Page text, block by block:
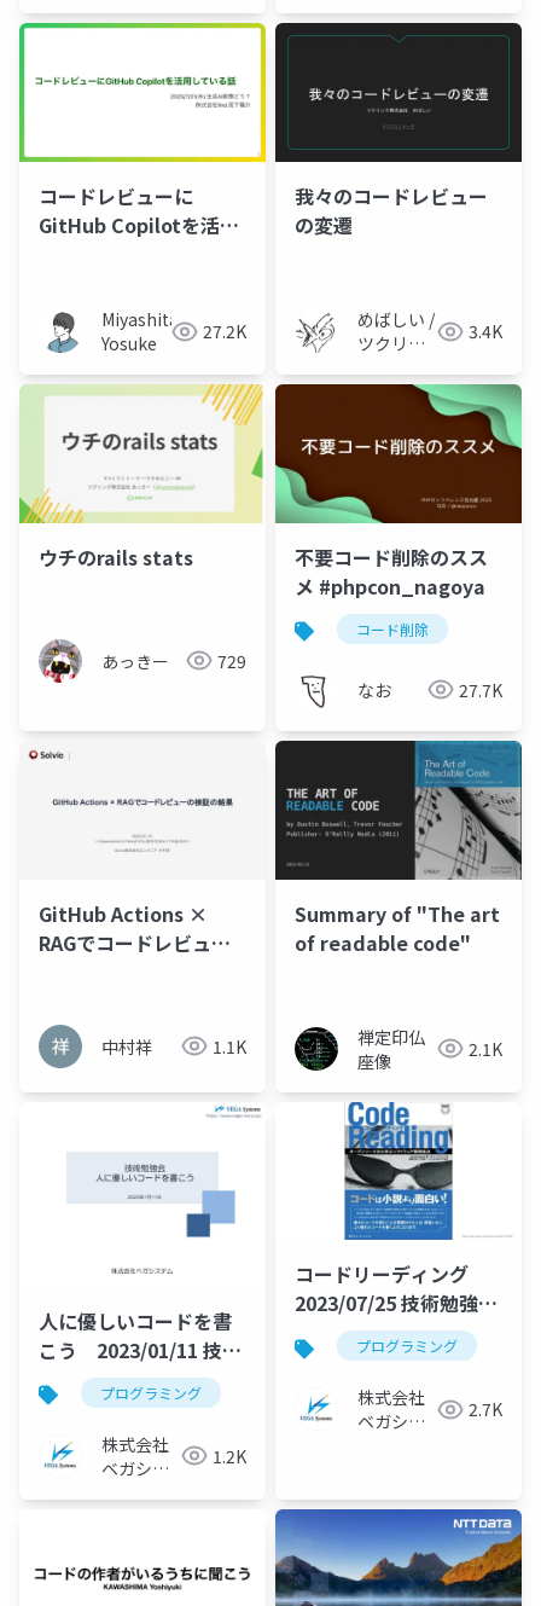
術広報チ
コードレビューに
GitHub Copilotを活用
Miyashita
Yosuke
27.2K
我々のコードレビュー
の変遷
めばしい /
ツクリン
3.4K
ウチのrails stats
あっきー 729
不要コード削除のスス
メ #phpcon_nagoya
コード削除
なお 27.7K
GitHub Actions ×
RAGでコードレビュー
中村祥 1.1K
Summary of "The art
of readable code"
禅定印仏
座像
2.1K
人に優しいコードを書
こう 2023/01/11 技術
勉強会資料プログラミング
株式会社
ベガシス
1.2K
コードリーディング
2023/07/25 技術勉強会
資料
プログラミング
株式会社
ベガシス
2.7K